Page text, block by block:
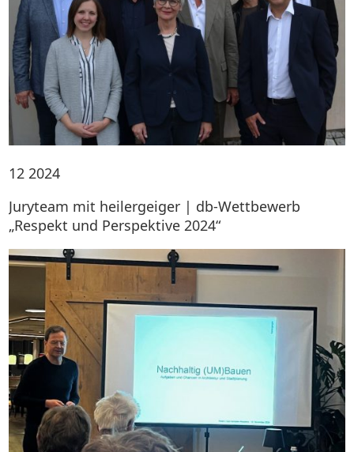
12 2024
Juryteam mit heilergeiger | db-Wettbewerb
„Respekt und Perspektive 2024“